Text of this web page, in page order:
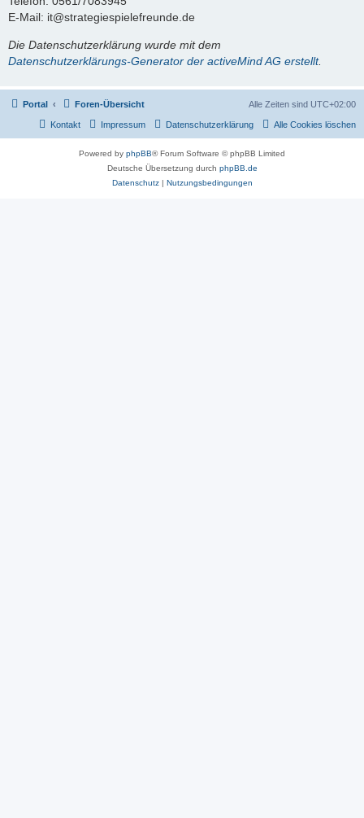
E-Mail: it@strategiespielefreunde.de
Die Datenschutzerklärung wurde mit dem
Datenschutzerklärungs-Generator der activeMind AG erstellt.
Portal Foren-Übersicht Alle Zeiten sind UTC+02:00
Alle Cookies löschen
Datenschutzerklärung
Impressum
Kontakt
Powered by phpBB® Forum Software © phpBB Limited
Deutsche Übersetzung durch phpBB.de
Datenschutz| Nutzungsbedingungen